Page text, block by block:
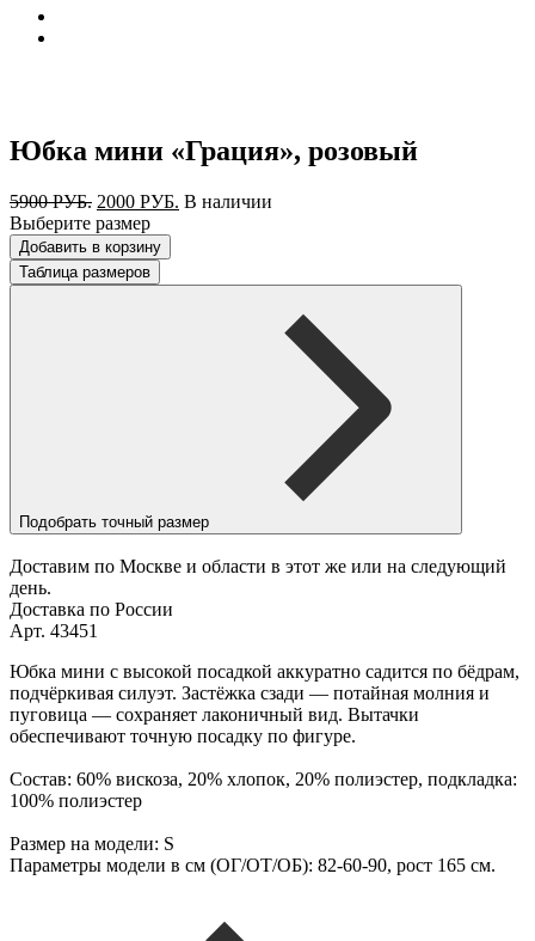
Юбка мини «Грация», розовый
5900РУБ. Первоначальная
цена
составляла
5900 РУБ..
2000 РУБ. Текущая
В наличии
Выберите размер
Добавить в корзину
Таблица размеров
Подобрать точный размер
Доставим по Москве и области в этот же или на следующий
день.
Доставка по России
Арт. 43451
Юбка мини с высокой посадкой аккуратно садится по бёдрам,
подчёркивая силуэт. Застёжка сзади — потайная молния и
пуговица — сохраняет лаконичный вид. Вытачки
обеспечивают точную посадку по фигуре.
Состав: 60% вискоза, 20% хлопок, 20% полиэстер, подкладка:
100% полиэстер
Размер на модели: S
Параметры модели в см (ОГ/ОТ/ОБ): 82-60-90, рост 165 см.